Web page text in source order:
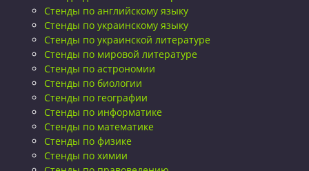
Стенды по английскому языку
Стенды по украинскому языку
Стенды по украинской литературе
Стенды по мировой литературе
Стенды по астрономии
Стенды по биологии
Стенды по географии
Стенды по информатике
Стенды по математике
Стенды по физике
Стенды по химии